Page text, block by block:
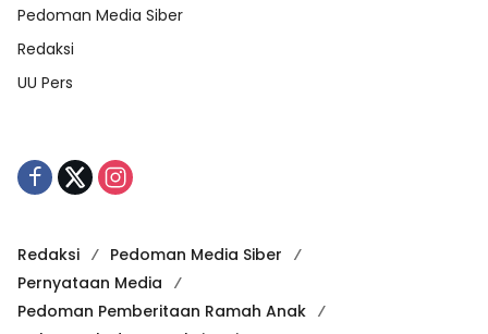
Pedoman Media Siber
Redaksi
UU Pers
Redaksi
Pedoman Media Siber
Pernyataan Media
Pedoman Pemberitaan Ramah Anak